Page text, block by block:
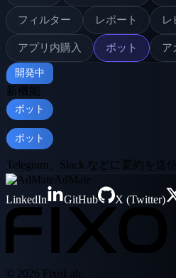
フィルター レポート レ
アプリ内購入 ボット ア
開発中
新機能
ボット
ボット
Telegram、Slack などに要約を送信
AdMate
LinkedIn
GitHub X (Twitter)
© 2026 FixoLab.